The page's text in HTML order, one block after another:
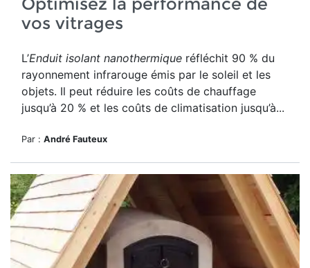
vos vitrages
L’Enduit isolant nanothermique réfléchit 90 % du
rayonnement infrarouge émis par le soleil et les
objets. Il peut réduire les coûts de chauffage
jusqu’à 20 % et les coûts de climatisation jusqu’à...
Par : André Fauteux